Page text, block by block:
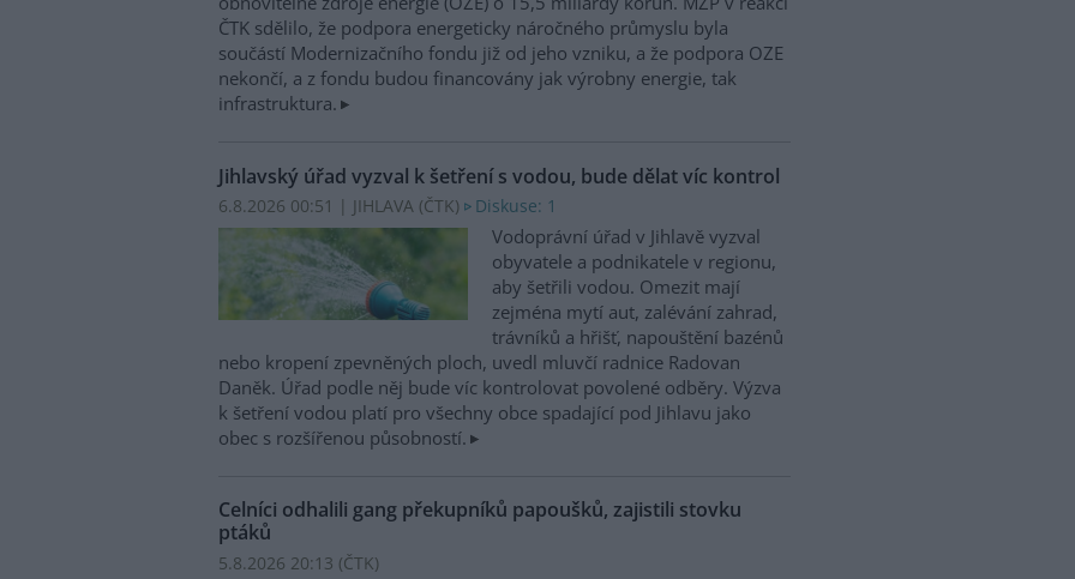
ČTK sdělilo, že podpora energeticky náročného průmyslu byla
součástí Modernizačního fondu již od jeho vzniku, a že podpora OZE
nekončí, a z fondu budou financovány jak výrobny energie, tak
infrastruktura.
Jihlavský úřad vyzval k šetření s vodou, bude dělat víc kontrol
6.8.2026 00:51 | JIHLAVA (ČTK) Diskuse: 1
Vodoprávní úřad v Jihlavě vyzval
obyvatele a podnikatele v regionu,
aby šetřili vodou. Omezit mají
zejména mytí aut, zalévání zahrad,
trávníků a hřišť, napouštění bazénů
nebo kropení zpevněných ploch, uvedl mluvčí radnice Radovan
Daněk. Úřad podle něj bude víc kontrolovat povolené odběry. Výzva
k šetření vodou platí pro všechny obce spadající pod Jihlavu jako
obec s rozšířenou působností.
Celníci odhalili gang překupníků papoušků, zajistili stovku
ptáků
5.8.2026 20:13 (ČTK)